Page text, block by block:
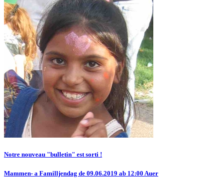
Notre nouveau "bulletin" est sorti !
Mammen- a Familljendag de 09.06.2019 ab 12:00 Auer